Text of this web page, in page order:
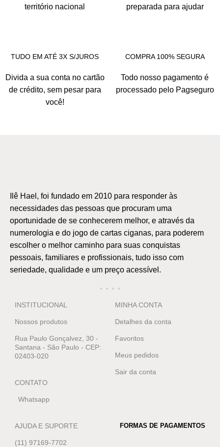
território nacional
preparada para ajudar
TUDO EM ATÉ 3X S/JUROS
Divida a sua conta no cartão
de crédito, sem pesar para
você!
COMPRA 100% SEGURA
Todo nosso pagamento é
processado pelo Pagseguro
Ilê Hael, foi fundado em 2010 para responder às
necessidades das pessoas que procuram uma
oportunidade de se conhecerem melhor, e através da
numerologia e do jogo de cartas ciganas, para poderem
escolher o melhor caminho para suas conquistas
pessoais, familiares e profissionais, tudo isso com
seriedade, qualidade e um preço acessível.
INSTITUCIONAL
Nossos produtos
Rua Paulo Gonçalvez, 30 -
Santana - São Paulo - CEP:
02403-020
CONTATO
Whatsapp
MINHA CONTA
Detalhes da conta
Favoritos
Meus pedidos
Sair da conta
AJUDA E SUPORTE
(11) 97169-7702
FORMAS DE PAGAMENTOS